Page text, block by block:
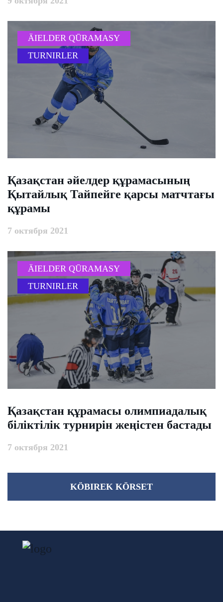
ÄIELDER QŪRAMASY
TURNIRLER
Қазақстан әйелдер құрамасының
Қытайлық Тайпейге қарсы матчтағы
құрамы
7 октября 2021
ÄIELDER QŪRAMASY
TURNIRLER
​Қазақстан құрамасы олимпиадалық
біліктілік турнирін жеңістен бастады
7 октября 2021
KÖBІREK KÖRSET